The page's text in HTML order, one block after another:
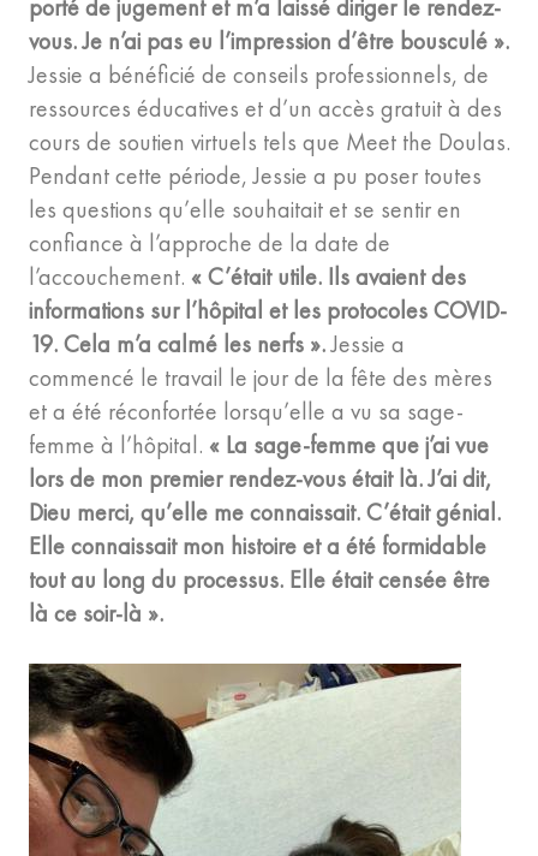
porté de jugement et m’a laissé diriger le rendez-
vous. Je n’ai pas eu l’impression d’être bousculé ».
Jessie a bénéficié de conseils professionnels, de
ressources éducatives et d’un accès gratuit à des
cours de soutien virtuels tels que Meet the Doulas.
Pendant cette période, Jessie a pu poser toutes
les questions qu’elle souhaitait et se sentir en
confiance à l’approche de la date de
l’accouchement. « C’était utile. Ils avaient des
informations sur l’hôpital et les protocoles COVID-
19. Cela m’a calmé les nerfs ».Jessie a
commencé le travail le jour de la fête des mères
et a été réconfortée lorsqu’elle a vu sa sage-
femme à l’hôpital. « La sage-femme que j’ai vue
lors de mon premier rendez-vous était là. J’ai dit,
Dieu merci, qu’elle me connaissait. C’était génial.
Elle connaissait mon histoire et a été formidable
tout au long du processus. Elle était censée être
là ce soir-là ».